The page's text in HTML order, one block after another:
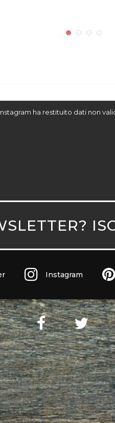
ha restituito dati non
Instagram
Witaly è registrata